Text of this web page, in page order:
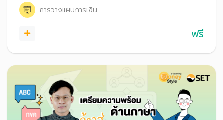
การวางแผนการเงิน
ฟรี